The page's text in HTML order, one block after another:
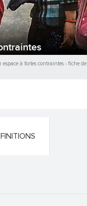
espace à fortes contraintes - fiche de